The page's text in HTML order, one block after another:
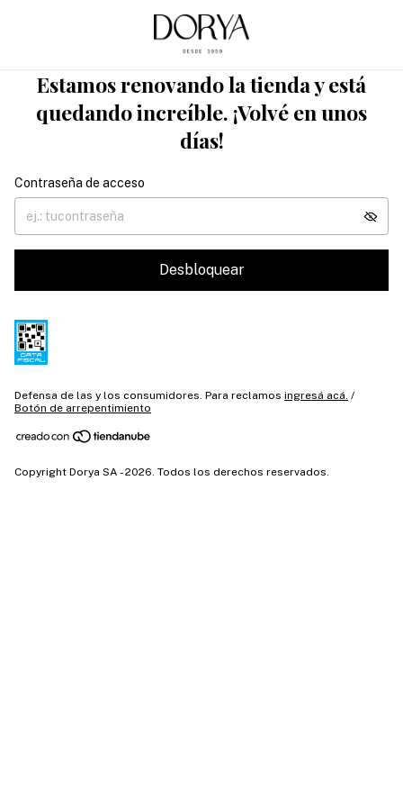
Estamos renovando la tienda y está
quedando increíble. ¡Volvé en unos
días!
Contraseña de acceso
Desbloquear
Defensa de las y los consumidores. Para reclamos ingresá acá. /
Botón de arrepentimiento
Copyright Dorya SA - 2026. Todos los derechos reservados.